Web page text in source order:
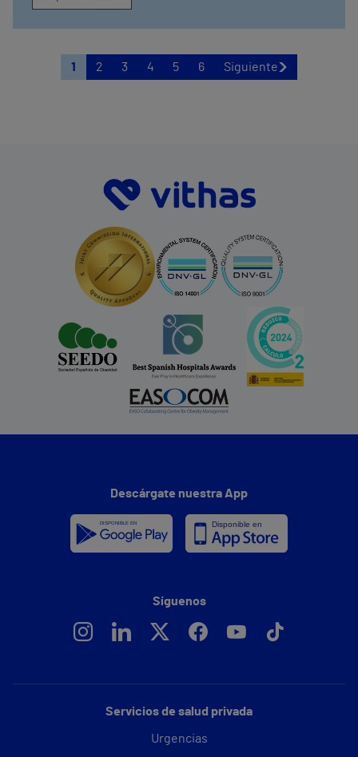
1 2 3 4 5 6 Siguiente
Servicios de salud privada
Urgencias
Descárgate nuestra App
Síguenos